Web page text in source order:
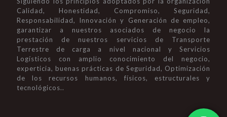
Calidad, Honestidad, Compromiso, Seguridad,
Responsabilidad, Innovación y Generación de empleo,
garantizar a nuestros asociados de negocio la
prestación de nuestros servicios de Transporte
Terrestre de carga a nivel nacional y Servicios
Logísticos con amplio conocimiento del negocio,
experticia, buenas prácticas de Seguridad, Optimización
de los recursos humanos, físicos, estructurales y
tecnológicos..